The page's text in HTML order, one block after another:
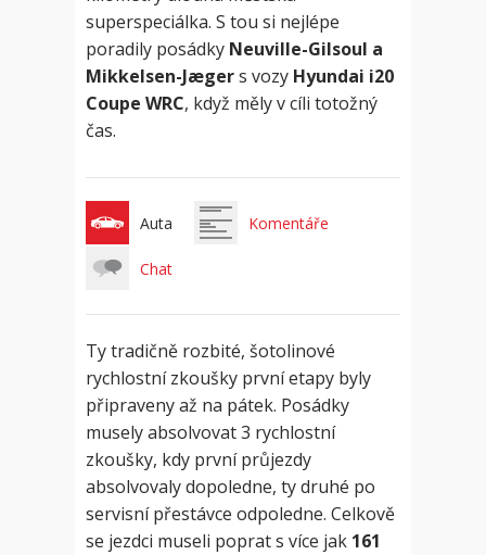
superspeciálka. S tou si nejlépe
poradily posádky Neuville-Gilsoul a
Mikkelsen-Jægers vozy Hyundai i20
Coupe WRC, když měly v cíli totožný
čas.
Auta Komentáře
Chat
Ty tradičně rozbité, šotolinové
rychlostní zkoušky první etapy byly
připraveny až na pátek. Posádky
musely absolvovat 3 rychlostní
zkoušky, kdy první průjezdy
absolvovaly dopoledne, ty druhé po
servisní přestávce odpoledne. Celkově
se jezdci museli poprat s více jak 161